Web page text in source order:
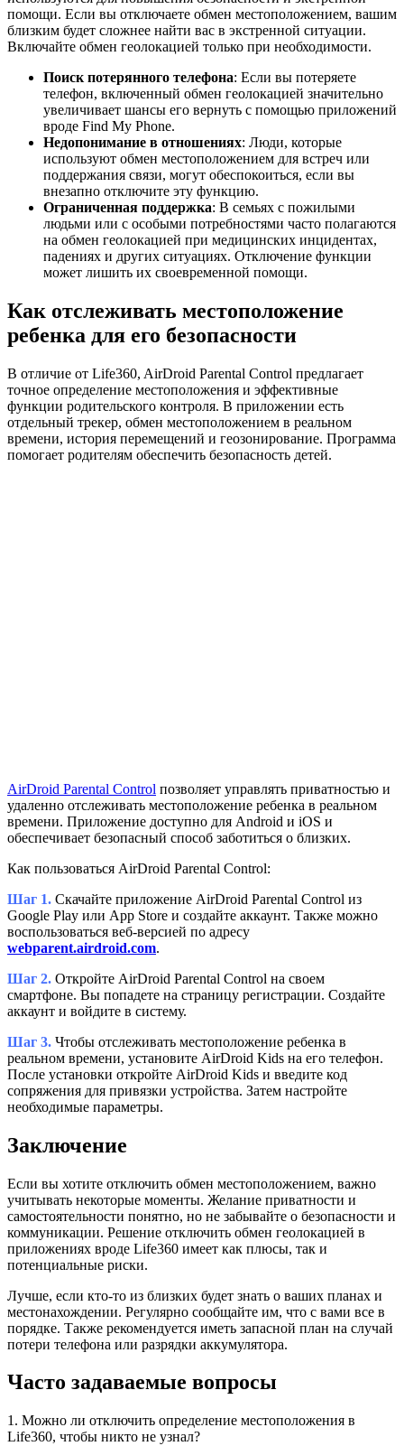
помощи. Если вы отключаете обмен местоположением, вашим
близким будет сложнее найти вас в экстренной ситуации.
Включайте обмен геолокацией только при необходимости.
Поиск потерянного телефона: Если вы потеряете
телефон, включенный обмен геолокацией значительно
увеличивает шансы его вернуть с помощью приложений
вроде Find My Phone.
Недопонимание в отношениях: Люди, которые
используют обмен местоположением для встреч или
поддержания связи, могут обеспокоиться, если вы
внезапно отключите эту функцию.
Ограниченная поддержка: В семьях с пожилыми
людьми или с особыми потребностями часто полагаются
на обмен геолокацией при медицинских инцидентах,
падениях и других ситуациях. Отключение функции
может лишить их своевременной помощи.
Как отслеживать местоположение
ребенка для его безопасности
В отличие от Life360, AirDroid Parental Control предлагает
точное определение местоположения и эффективные
функции родительского контроля. В приложении есть
отдельный трекер, обмен местоположением в реальном
времени, история перемещений и геозонирование. Программа
помогает родителям обеспечить безопасность детей.
AirDroid Parental Control позволяет управлять приватностью и
удаленно отслеживать местоположение ребенка в реальном
времени. Приложение доступно для Android и iOS и
обеспечивает безопасный способ заботиться о близких.
Как пользоваться AirDroid Parental Control:
Шаг 1. Скачайте приложение AirDroid Parental Control из
Google Play или App Store и создайте аккаунт. Также можно
воспользоваться веб-версией по адресу
webparent.airdroid.com.
Шаг 2. Откройте AirDroid Parental Control на своем
смартфоне. Вы попадете на страницу регистрации. Создайте
аккаунт и войдите в систему.
Шаг 3. Чтобы отслеживать местоположение ребенка в
реальном времени, установите AirDroid Kids на его телефон.
После установки откройте AirDroid Kids и введите код
сопряжения для привязки устройства. Затем настройте
необходимые параметры.
Заключение
Если вы хотите отключить обмен местоположением, важно
учитывать некоторые моменты. Желание приватности и
самостоятельности понятно, но не забывайте о безопасности и
коммуникации. Решение отключить обмен геолокацией в
приложениях вроде Life360 имеет как плюсы, так и
потенциальные риски.
Лучше, если кто-то из близких будет знать о ваших планах и
местонахождении. Регулярно сообщайте им, что с вами все в
порядке. Также рекомендуется иметь запасной план на случай
потери телефона или разрядки аккумулятора.
Часто задаваемые вопросы
1. Можно ли отключить определение местоположения в
Life360, чтобы никто не узнал?